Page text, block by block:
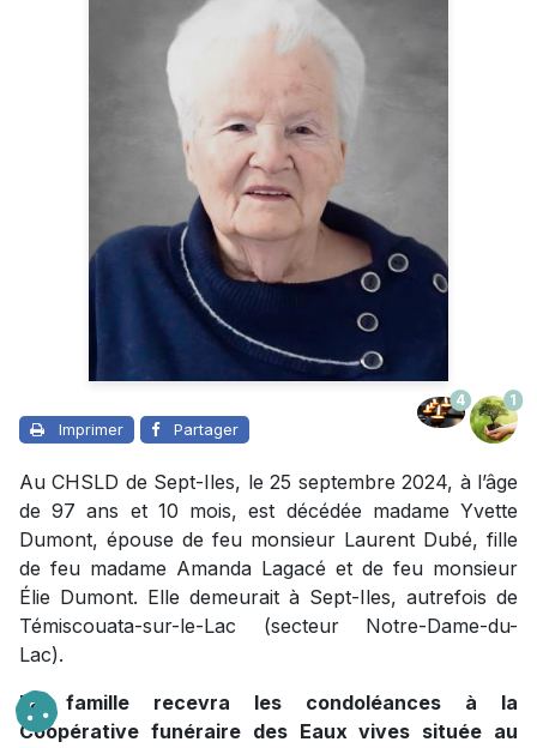
Imprimer Partager
4 1
Au CHSLD de Sept-Iles, le 25 septembre 2024, à l’âge
de 97 ans et 10 mois, est décédée madame Yvette
Dumont, épouse de feu monsieur Laurent Dubé, fille
de feu madame Amanda Lagacé et de feu monsieur
Élie Dumont. Elle demeurait à Sept-Iles, autrefois de
Témiscouata-sur-le-Lac (secteur Notre-Dame-du-
Lac).
La famille recevra les condoléances à la
Coopérative funéraire des Eaux vives située au